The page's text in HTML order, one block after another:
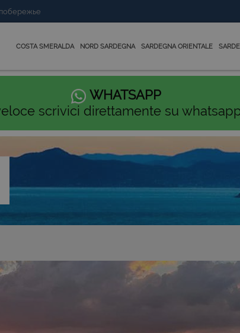
COSTA SMERALDA NORD SARDEGNA SARDEGNA ORIENTALE
WHATSAPP
scrivici direttamente su